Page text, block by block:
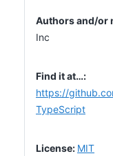
Inc
https://
TypeScript
MIT